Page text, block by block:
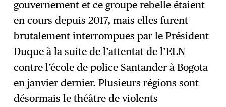
gouvernement et ce groupe rebelle étaient
en cours depuis 2017, mais elles furent
brutalement interrompues par le Président
Duque à la suite de l’attentat de l’ELN
contre l’école de police Santander à Bogota
en janvier dernier. Plusieurs régions sont
désormais le théâtre de violents